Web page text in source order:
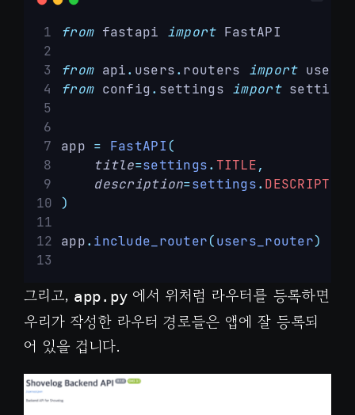
from fastapi import FastAPI
from api. users. routers import
from config . settings import settings
app = FastAPI (
title=settings. TITLE,
description=settings. DESCRIPTION
)
app. include_router(users_router)
그리고, app.py 에서 위처럼 라우터를 등록하면
우리가 작성한 라우터 경로들은 앱에 잘 등록되
어 있을 겁니다.